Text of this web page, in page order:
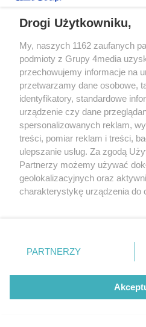
Pielgrzymka na Jasną
Data dodania galerii:
06.08.2026
Drogi Użytkowniku,
My, naszych 1162 zaufanych
podmioty z Grupy 4media
przechowujemy informacje na
przetwarzamy dane osobowe,
identyfikatory, standardowe
urządzenie czy dane
spersonalizowanych reklam,
treści, pomiar reklam i treści,
ulepszanie usług. Za zgodą
Partnerzy możemy używać
geolokalizacyjnych oraz
charakterystykę urządzenia do
zmienić/wycofać klikając
znajdujący się w lewym
użytkownika, ale masz prawo
przetwarzaniu. Preferencje
PARTNERZY